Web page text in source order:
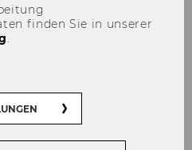
finden Sie in unserer
.